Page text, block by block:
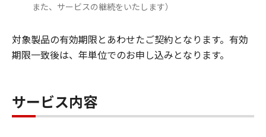
また、サービスの継続をいたします）
対象製品の有効期限とあわせたご契約となります。有効
期限一致後は、年単位でのお申し込みとなります。
サービス内容